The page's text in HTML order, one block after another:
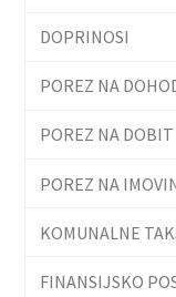
DOPRINOSI
POREZ NA
POREZ NA DOBIT
POREZ NA
KOMUNALNE
FINANSIJSKO